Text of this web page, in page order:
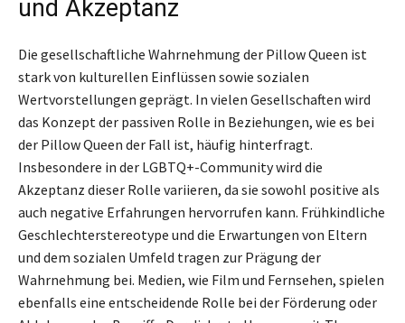
und Akzeptanz
Die gesellschaftliche Wahrnehmung der Pillow Queen ist
stark von kulturellen Einflüssen sowie sozialen
Wertvorstellungen geprägt. In vielen Gesellschaften wird
das Konzept der passiven Rolle in Beziehungen, wie es bei
der Pillow Queen der Fall ist, häufig hinterfragt.
Insbesondere in der LGBTQ+-Community wird die
Akzeptanz dieser Rolle variieren, da sie sowohl positive als
auch negative Erfahrungen hervorrufen kann. Frühkindliche
Geschlechterstereotype und die Erwartungen von Eltern
und dem sozialen Umfeld tragen zur Prägung der
Wahrnehmung bei. Medien, wie Film und Fernsehen, spielen
ebenfalls eine entscheidende Rolle bei der Förderung oder